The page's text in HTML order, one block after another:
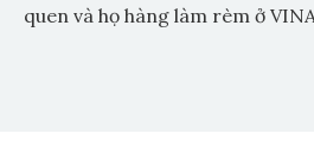
quen và họ hàng làm rèm ở